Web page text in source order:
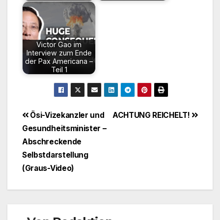
Victor Gao im
Interview zum Ende
der Pax Americana –
Teil 1
Beitragsnavigation
ACHTUNG REICHELT!
Ösi-Vizekanzler und
Gesundheitsminister –
Abschreckende
Selbstdarstellung
(Graus-Video)